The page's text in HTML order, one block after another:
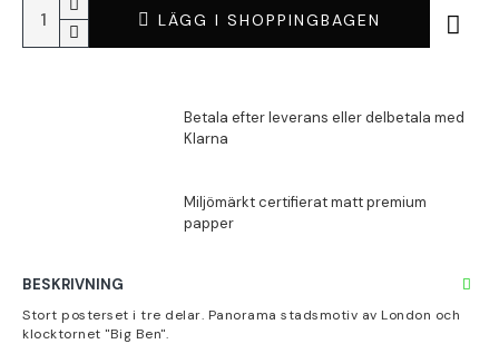
LÄGG I SHOPPINGBAGEN
BESKRIVNING
Stort posterset i tre delar. Panorama stadsmotiv av London och
klocktornet "Big Ben".